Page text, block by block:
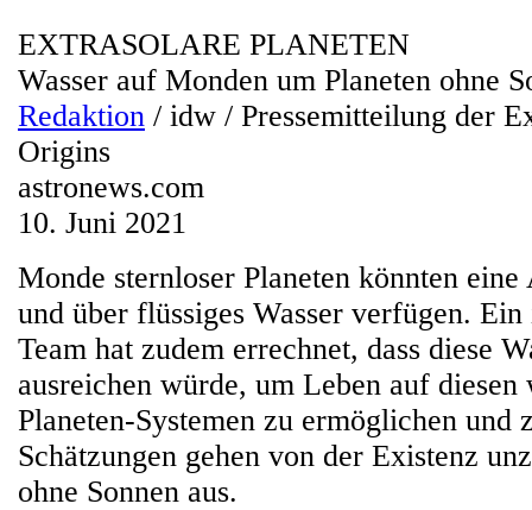
EXTRASOLARE PLANETEN
Wasser auf Monden um Planeten ohne
Redaktion / idw / Pressemitteilung der
Origins
astronews.com
10. Juni 2021
Monde sternloser Planeten könnten eine
und über flüssiges Wasser verfügen.
Team hat zudem errechnet, dass diese
ausreichen würde, um Leben auf
Planeten-Systemen zu ermöglichen und
Schätzungen gehen von der Existenz
ohne Sonnen aus.